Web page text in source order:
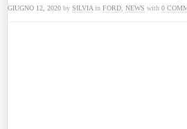
GIUGNO 12, 2020 bySILVIA inFORD ,NEWS with0